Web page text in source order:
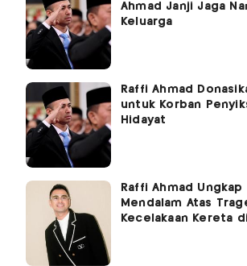
Ahmad Janji Jaga
Keluarga
Raffi Ahmad
untuk Korban
Hidayat
Raffi Ahmad Ungkap
Mendalam Atas
Kecelakaan Kereta